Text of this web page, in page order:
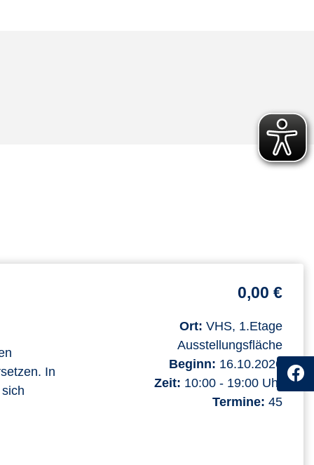
In
0,00 €
Ort: VHS, 1.Etage
Ausstellungsfläche
Beginn: 16.10.2026
Zeit: 10:00 - 19:00 Uhr
Termine: 45